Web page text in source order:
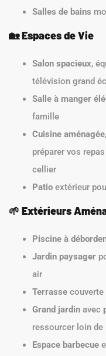
Salles de bains
🏡Espaces de Vie
Salon spacieux,
télévision grand
Salle à manger
famille
Cuisine aménagée
préparer vos
cellier
Patio extérieur
🌱 Extérieurs
Piscine à
Jardin paysager
air
Terrasse couverte
Grand jardin avec
ressourcer loin de
Espace barbecue